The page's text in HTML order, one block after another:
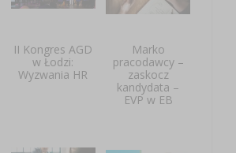
II Kongres AGD
w Łodzi:
Wyzwania HR
Marko
pracodawcy –
zaskocz
kandydata –
EVP w EB